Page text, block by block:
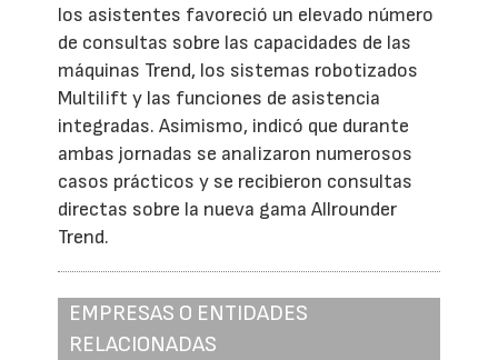
los asistentes favoreció un elevado número
de consultas sobre las capacidades de las
máquinas Trend, los sistemas robotizados
Multilift y las funciones de asistencia
integradas. Asimismo, indicó que durante
ambas jornadas se analizaron numerosos
casos prácticos y se recibieron consultas
directas sobre la nueva gama Allrounder
Trend.
EMPRESAS O ENTIDADES
RELACIONADAS